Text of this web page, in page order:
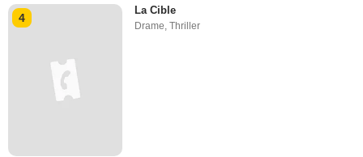
4
La Cible
Drame ,Thriller